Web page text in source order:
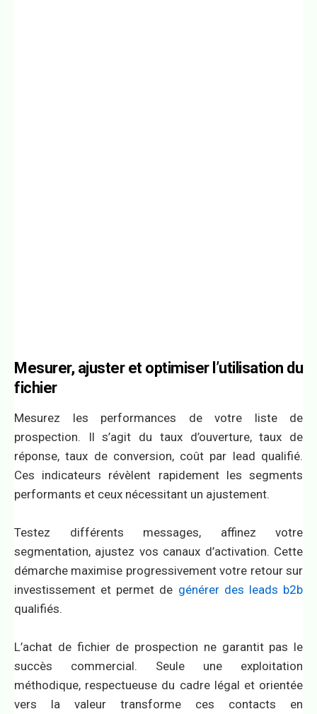
Mesurer, ajuster et optimiser l’utilisation du
fichier
Mesurez les performances de votre liste de
prospection. Il s’agit du taux d’ouverture, taux de
réponse, taux de conversion, coût par lead qualifié.
Ces indicateurs révèlent rapidement les segments
performants et ceux nécessitant un ajustement.
Testez différents messages, affinez votre
segmentation, ajustez vos canaux d’activation. Cette
démarche maximise progressivement votre retour sur
investissement et permet de générer des leads b2b
qualifiés.
L’achat de fichier de prospection ne garantit pas le
succès commercial. Seule une exploitation
méthodique, respectueuse du cadre légal et orientée
vers la valeur transforme ces contacts en